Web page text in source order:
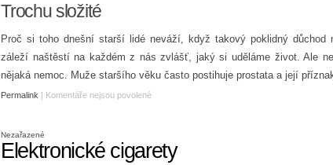
Trochu složité
Proč si toho dnešní starší lidé neváží, když takový poklidný
záleží naštěstí na každém z nás zvlášť, jaký si uděláme život. Ale
nějaká nemoc. Muže staršího věku často postihuje prostata a její
Permalink Komentáře nejsou povolené
Nezařazené
Elektronické cigarety